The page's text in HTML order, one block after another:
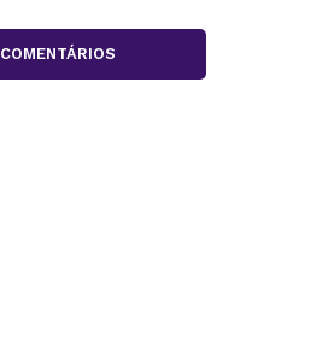
COMENTÁRIOS